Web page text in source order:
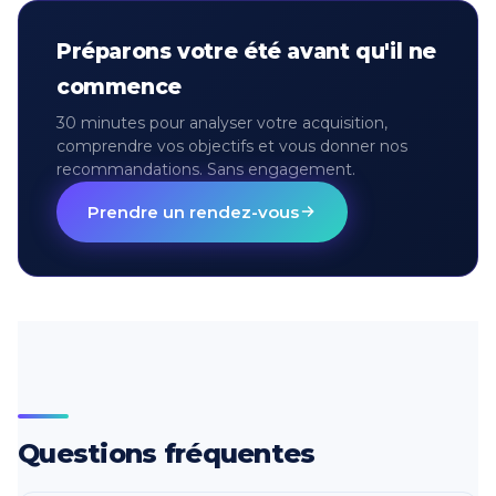
Préparons votre été avant qu'il ne
commence
30 minutes pour analyser votre acquisition,
comprendre vos objectifs et vous donner nos
recommandations. Sans engagement.
Prendre un rendez-vous
Questions fréquentes